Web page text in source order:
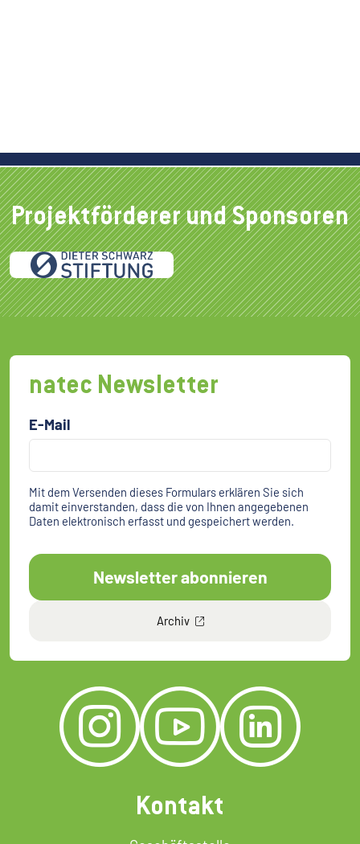
Projektförderer und Sponsoren
natec Newsletter
E-Mail
Mit dem Versenden dieses Formulars erklären Sie sich
damit einverstanden, dass die von Ihnen angegebenen
Daten elektronisch erfasst und gespeichert werden.
Newsletter abonnieren
Archiv
Kontakt